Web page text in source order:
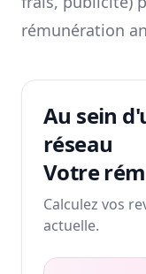
rémunération
Au sein
réseau
Votre
Calculez vos
actuelle.